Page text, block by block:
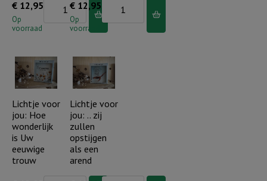
aantal
€ 12,95
Op
voorraad
Lichtje
boog
in
de
wolken
aantal
€ 12,95
Op
voorraad
Lichtje
voor
jou:
Zegenwens
aantal
Lichtje voor
jou: Hoe
wonderlijk
is Uw
eeuwige
trouw
Lichtje voor
jou: .. zij
zullen
opstijgen
als een
arend